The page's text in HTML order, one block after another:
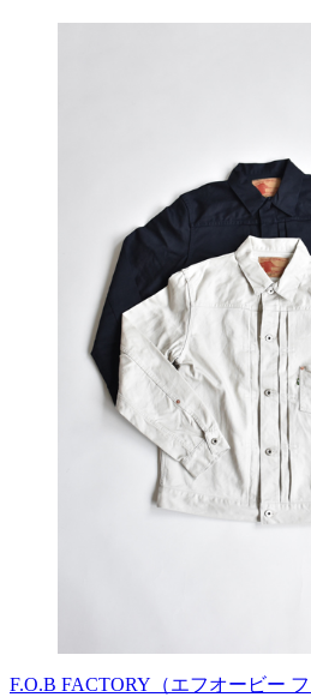
F.O.B FACTORY（エフオービー